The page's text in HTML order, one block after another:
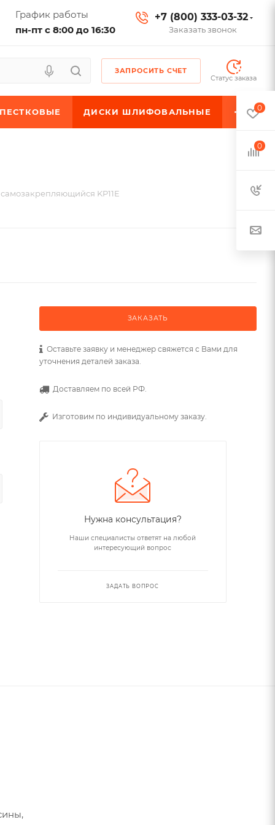
График работы
пн-пт с 8:00 до 16:30
+7 (800) 333-03-32
Заказать звонок
ЗАПРОСИТЬ СЧЕТ
Статус заказа
ДИСКИ ШЛИФОВАЛЬНЫЕ
KP11E
ЗАКАЗАТЬ
Оставьте заявку и менеджер свяжется с Вами для
уточнения деталей заказа.
Доставляем по всей РФ.
Изготовим по индивидуальному заказу.
Нужна консультация?
Наши специалисты ответят на любой
интересующий вопрос
ЗАДАТЬ ВОПРОС
0
0